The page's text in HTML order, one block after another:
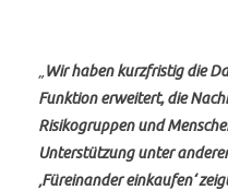
Wir haben kurzfristig die
Funktion erweitert, die
Risikogruppen und
Unterstützung unter
‚Füreinander einkaufen‘